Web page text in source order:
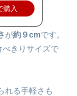
購入
が約９cmです。
べきりサイズで
れる手軽さも